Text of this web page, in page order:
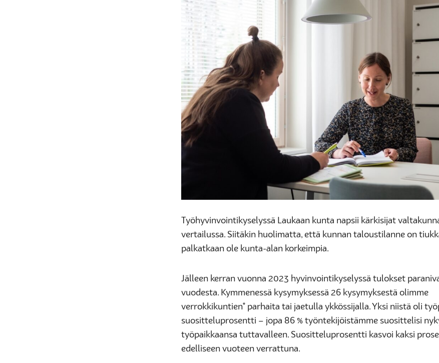
Työhyvinvointikyselyssä Laukaan kunta napsii kärkisijat
vertailussa. Siitäkin huolimatta, että kunnan taloustilanne on
palkatkaan ole kunta-alan korkeimpia.
Jälleen kerran vuonna 2023 hyvinvointikyselyssä tulokset
vuodesta. Kymmenessä kysymyksessä 26 kysymyksestä olimme
verrokkikuntien* parhaita tai jaetulla ykkössijalla. Yksi niistä oli
suositteluprosentti – jopa 86 % työntekijöistämme suosittelisi
työpaikkaansa tuttavalleen. Suositteluprosentti kasvoi kaksi
edelliseen vuoteen verrattuna.